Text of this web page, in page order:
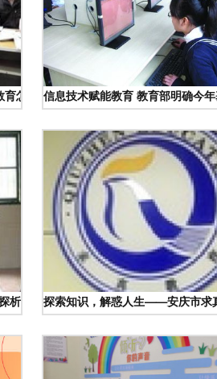
怎么样 最新青果教育产品展示 3158创
信息技术赋能教育 教育部明确今
析 真实体验与职场洞察
探索知识，解惑人生——安庆市求